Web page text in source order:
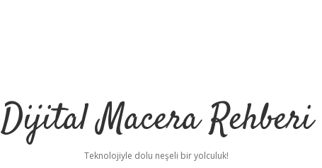
Dijital Macera Rehberi
Teknolojiyle dolu neşeli bir yolculuk!